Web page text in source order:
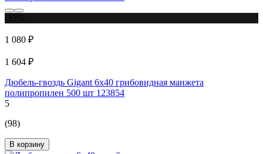
1 080 ₽
1 604 ₽
Дюбель-гвоздь Gigant 6x40 грибовидная манжета
полипропилен 500 шт 123854
5
(98)
В корзину